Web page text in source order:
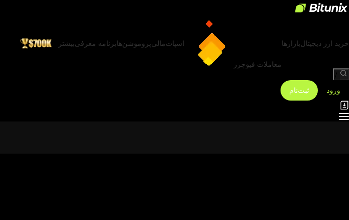
خرید ارز دیجیتالبازارها
معاملات فیوچرز
اسپاتمالیپروموشن‌هابرنامه معرفیبیشتر
ورود
ثبت‌نام